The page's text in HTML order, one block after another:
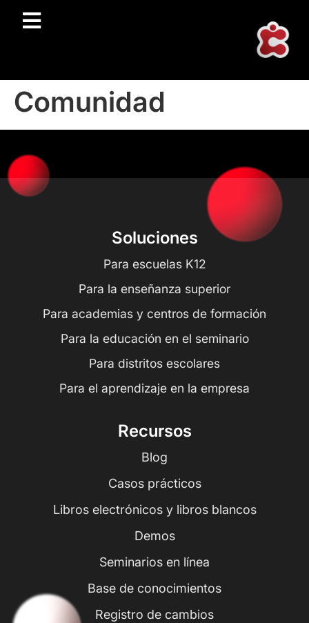
Comunidad
Soluciones
Para escuelas K12
Para la enseñanza superior
Para academias y centros de formación
Para la educación en el seminario
Para distritos escolares
Para el aprendizaje en la empresa
Recursos
Blog
Casos prácticos
Libros electrónicos y libros blancos
Demos
Seminarios en línea
Base de conocimientos
Registro de cambios